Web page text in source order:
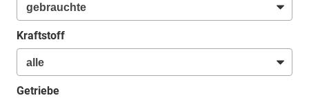
Kraftstoff
Getriebe